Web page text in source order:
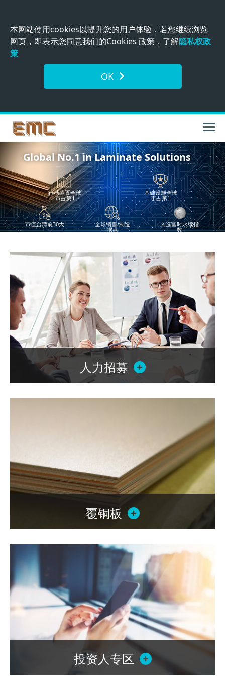
本网站使用cookies以提升您的用户体验，若您继续浏览
网页，即表示您同意我们的Cookies 政策，了解隐私权政
策
OK
Global No.1 in Laminate Solutions
行动装置全球
市占第1
基础设施全球
市占第1
市值台湾前30大 全球销售/制造
据点
入选富时永续指
数
人力招募
覆铜板
铜板及半固化片。 为配合未来市场发展趋势.......
投资人专区